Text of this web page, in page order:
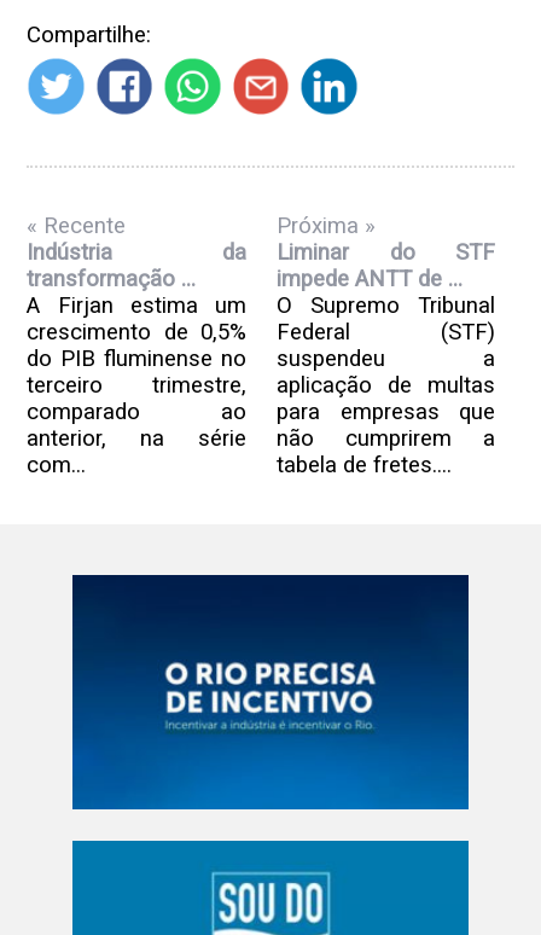
Compartilhe:
« Recente
Indústria da
transformação ...
A Firjan estima um
crescimento de 0,5%
do PIB fluminense no
terceiro trimestre,
comparado ao
anterior, na série
com...
Próxima »
Liminar do STF
impede ANTT de ...
O Supremo Tribunal
Federal (STF)
suspendeu a
aplicação de multas
para empresas que
não cumprirem a
tabela de fretes....